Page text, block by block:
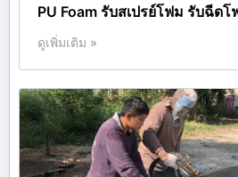
PU Foam รับสเปรย์โฟม รับฉีด
ดูเพิ่มเติม »